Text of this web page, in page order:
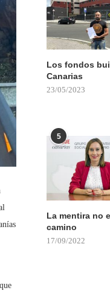
Los fondos
Canarias
23/05/2023
5
La mentira no
camino
17/09/2022